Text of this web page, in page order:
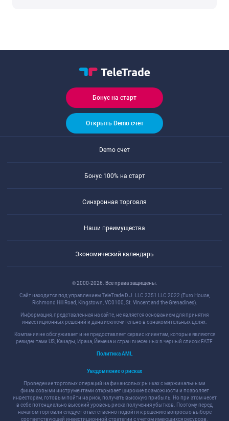
Бонус на старт
Открыть Demo счет
Demo счет
Бонус 100% на старт
Синхронная торговля
Наши преимущества
Экономический календарь
© 2000-2026. Все права защищены.
Сайт находится под управлением TeleTrade D.J. LLC 2351 LLC 2022 (Euro House,
Richmond Hill Road, Kingstown, VC0100, St. Vincent and the Grenadines).
Информация, представленная на сайте, не является основанием для принятия
инвестиционных решений и дана исключительно в ознакомительных целях.
Компания не обслуживает и не предоставляет сервис клиентам, которые являются
резидентами US, Канады, Ирана, Йемена и стран внесенных в черный список FATF.
Политика AML
Уведомление о рисках
Проведение торговых операций на финансовых рынках с маржинальными
финансовыми инструментами открывает широкие возможности и позволяет
инвесторам, готовым пойти на риск, получать высокую прибыль. Но при этом несет
в себе потенциально высокий уровень риска получения убытков. Поэтому перед
началом торговли следует ответственно подойти к решению вопроса о выборе
соответствующей инвестиционной стратегии с учетом имеющихся ресурсов.